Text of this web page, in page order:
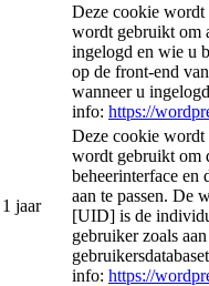
Deze cookie wordt
wordt gebruikt om
ingelogd en wie u
op de front-end
wanneer u
info: https://
1 jaar
Deze cookie wordt
wordt gebruikt om
beheerinterface en
aan te passen. De
[UID] is de
gebruiker zoals
info: https://